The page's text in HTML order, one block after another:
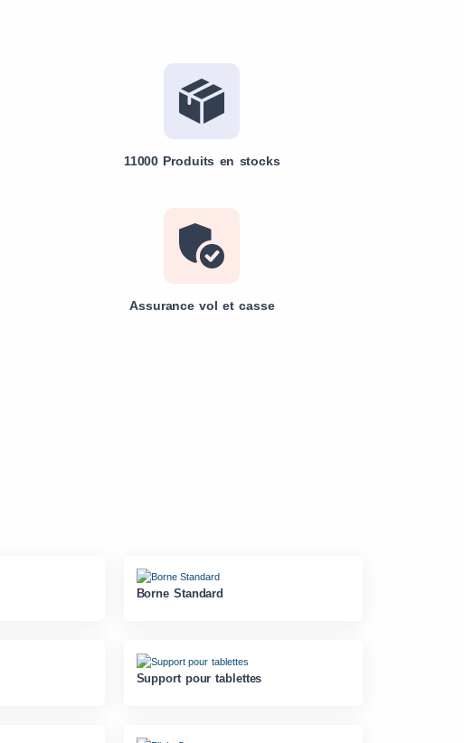
11000 Produits en stocks
Assurance vol et casse
Borne Standard
Support pour tablettes